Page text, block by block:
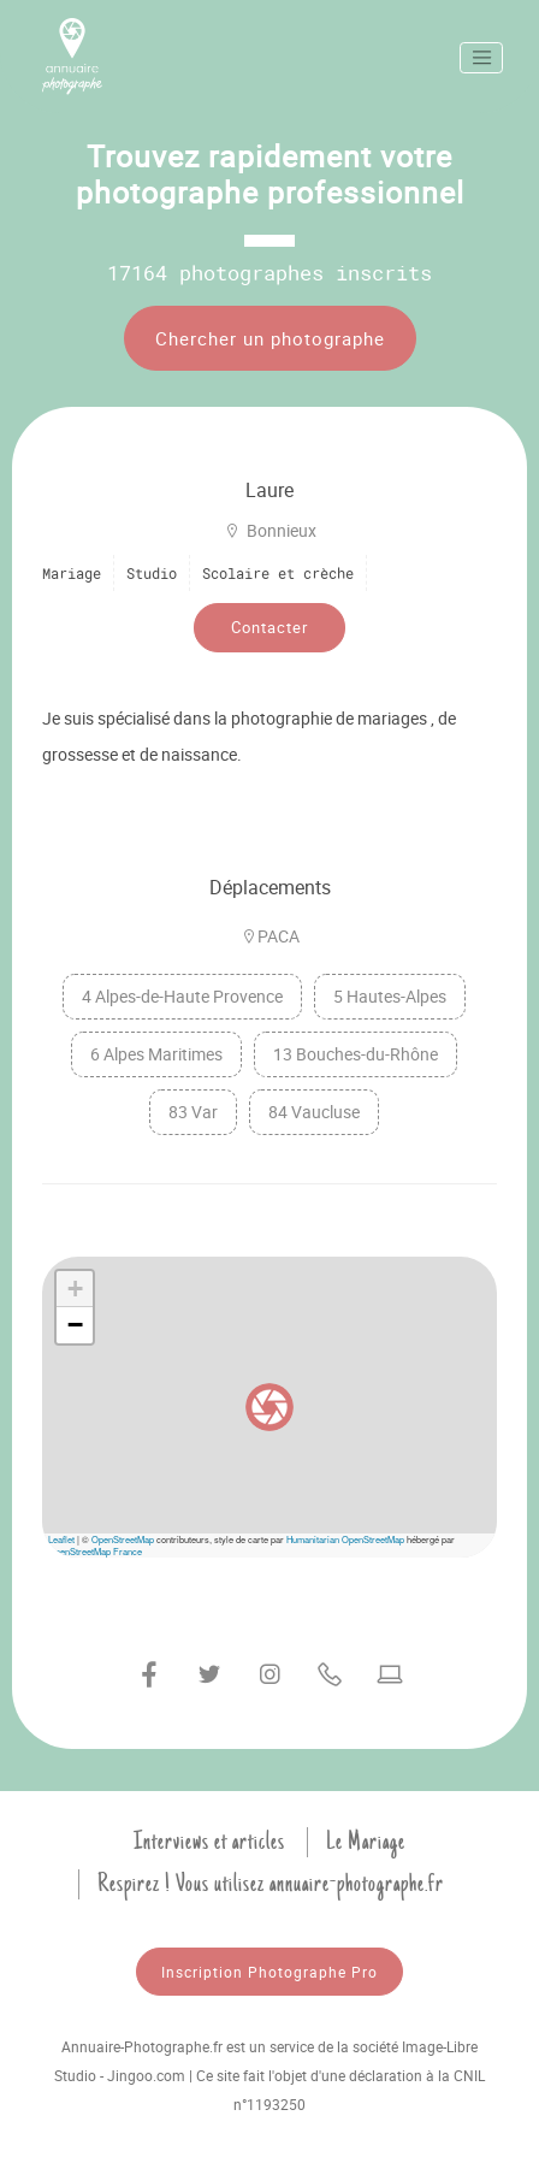
Trouvez rapidement votre
photographe professionnel
17164 photographes inscrits
Chercher un photographe
Laure
Bonnieux
Mariage Studio Scolaire et crèche
Contacter
Je suis spécialisé dans la photographie de mariages , de
grossesse et de naissance.
Déplacements
PACA
4 Alpes-de-Haute Provence 5 Hautes-Alpes
6 Alpes Maritimes 13 Bouches-du-Rhône
83 Var 84 Vaucluse
+
−
Leaflet|©OpenStreetMapcontributeurs, style de carte parHumanitarian OpenStreetMaphébergé par
OpenStreetMap France
Interviews et articles
Le Mariage
Respirez ! Vous utilisez annuaire-photographe.fr
Inscription Photographe Pro
Annuaire-Photographe.fr est un service de la société Image-Libre
Studio - Jingoo.com | Ce site fait l'objet d'une déclaration à la CNIL
n°1193250